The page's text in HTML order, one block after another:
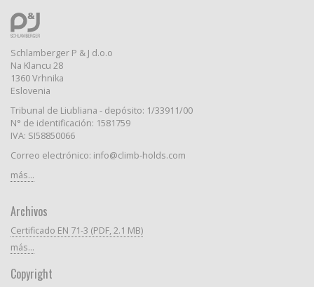
Schlamberger P & J d.o.o
Na Klancu 28
1360 Vrhnika
Eslovenia
Tribunal de Liubliana - depósito: 1/33911/00
N° de identificación: 1581759
IVA: SI58850066
Correo electrónico: info@climb-holds.com
más...
Archivos
Certificado EN 71-3 (PDF, 2.1 MB)
más...
Copyright